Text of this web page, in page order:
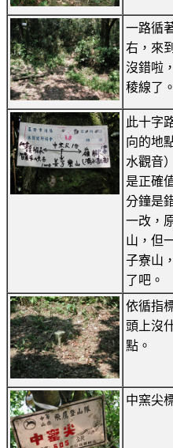
一路循
右，來
沒錯啦
稜線了。
此十字
向的地
水觀音
是正確
分鐘是
一改，
山，但
子寮山
了吧。
依循指
頭上沒
點。
中窯尖